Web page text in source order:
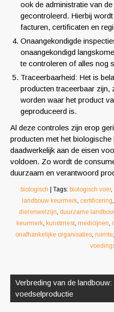
ook de administratie van
gecontroleerd. Hierbij
facturen, certificaten en
Onaangekondigde
onaangekondigd
te controleren of alles nog
Traceerbaarheid: Het is
producten traceerbaar zijn,
worden waar het product
geproduceerd is.
Al deze controles zijn erop
producten met het
daadwerkelijk aan de eisen
voldoen. Zo wordt de
duurzaam en verantwoord
biologisch | Tags: biologisch voer,
landbouw keurmerk, certificering,
dierenwelzijn, duurzame
keurmerk, kunstmest, medicijnen,
onafhankelijke organisaties, ruimte,
Verbreding van de
voedselproductie